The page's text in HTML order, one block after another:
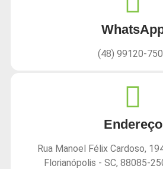
(48) 99120-
Endereço
Rua Manoel Félix Cardoso,
Florianópolis - SC, 88085-